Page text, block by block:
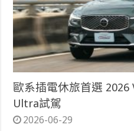
歐系插電休旅首選 2026
Ultra試駕
2026-06-29